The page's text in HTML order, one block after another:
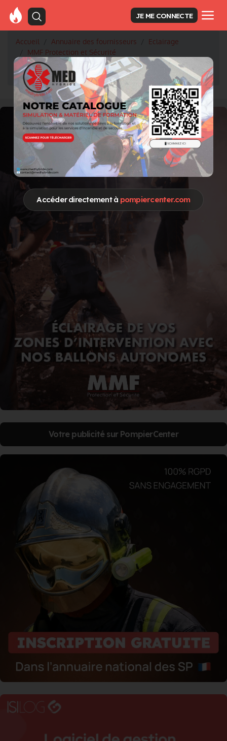
Accéder directement à pompiercenter.com
JE ME CONNECTE
Accueil Annuaire des fournisseurs
Eclairage
MMF Protection et Sécurité
Kit BLACK-OUT : ne laissez plus une coupure d’énergie
ralentir vos interventions !
Votre publicité sur PompierCenter